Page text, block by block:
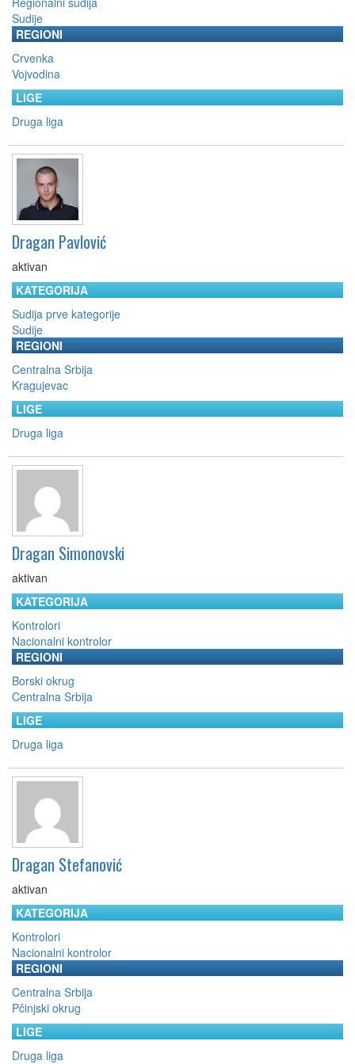
Sudije
REGIONI
Crvenka
Vojvodina
LIGE
Druga liga
Dragan Pavlović
aktivan
KATEGORIJA
Sudija prve kategorije
Sudije
REGIONI
Centralna Srbija
Kragujevac
LIGE
Druga liga
Dragan Simonovski
aktivan
KATEGORIJA
Kontrolori
Nacionalni kontrolor
REGIONI
Borski okrug
Centralna Srbija
LIGE
Druga liga
Dragan Stefanović
aktivan
KATEGORIJA
Kontrolori
Nacionalni kontrolor
REGIONI
Centralna Srbija
Pčinjski okrug
LIGE
Druga liga